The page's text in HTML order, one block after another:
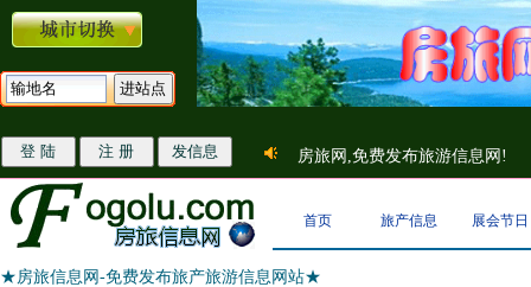
房旅网,免费发布旅游信息网!
首页 旅产信息 展会节日
★房旅信息网-免费发布旅产旅游信息网站★